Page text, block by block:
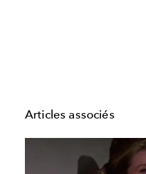
Articles associés